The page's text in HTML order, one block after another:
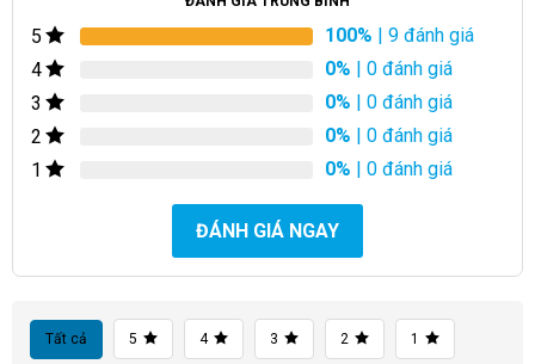
5 100% | 9 đánh giá
4
0% | 0 đánh giá
3
0% | 0 đánh giá
2
0% | 0 đánh giá
1
0% | 0 đánh giá
ĐÁNH GIÁ NGAY
Tất cả 5 4 3 2 1